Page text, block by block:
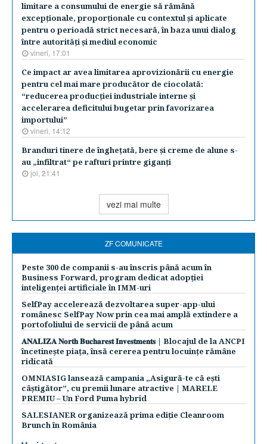
limitare a consumului de energie să rămână
excepţionale, proporţionale cu contextul şi aplicate
pentru o perioadă strict necesară, în baza unui dialog
între autorităţi şi mediul economic
vineri, 17:01
Ce impact ar avea limitarea aprovizionării cu energie
pentru cel mai mare producător de ciocolată:
“reducerea producţiei industriale interne şi
accelerarea deficitului bugetar prin favorizarea
importului”
vineri, 14:12
Branduri tinere de îngheţată, bere şi creme de alune s-
au „infiltrat“ pe rafturi printre giganţi
joi, 21:41
vezi mai multe
ZF COMUNICATE
Peste 300 de companii s-au înscris până acum în
Business Forward, program dedicat adopției
inteligenței artificiale în IMM-uri
SelfPay accelerează dezvoltarea super-app-ului
românesc SelfPay Now prin cea mai amplă extindere a
portofoliului de servicii de până acum
𝐀𝐍𝐀𝐋𝐈𝐙𝐀 𝐍𝐨𝐫𝐭𝐡 𝐁𝐮𝐜𝐡𝐚𝐫𝐞𝐬𝐭 𝐈𝐧𝐯𝐞𝐬𝐭𝐦𝐞𝐧𝐭𝐬 | Blocajul de la ANCPI
încetinește piața, însă cererea pentru locuințe rămâne
ridicată
OMNIASIG lansează campania „Asigură-te că ești
câștigător”, cu premii lunare atractive | MARELE
PREMIU – Un Ford Puma hybrid
SALESIANER organizează prima ediție Cleanroom
Brunch în România